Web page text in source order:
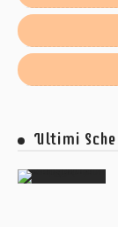
Ultimi